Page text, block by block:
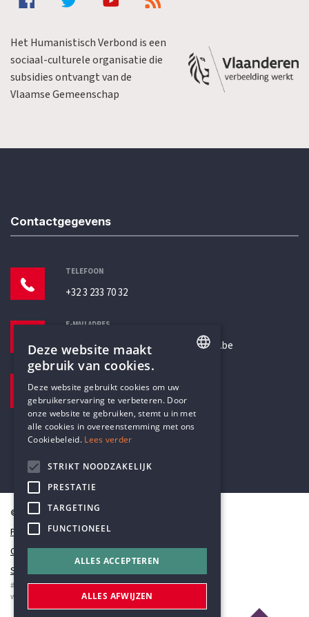
Het Humanistisch Verbond is een
sociaal-culturele organisatie die
subsidies ontvangt van de
Vlaamse Gemeenschap
Contactgegevens
TELEFOON
+32 3 233 70 32
E-MAILADRES
secretariaat@humanistischverbond.be
Pottenbrug 4
Antwerpen, 2000
© Humanistisch Verbond 2026
Privacy
Cookiestatement
Sitemap
#codedwithlove byCodelines
webapplicaties
mobiele apps&maatwerk websites
DUTCH
Deze website maakt
gebruik van cookies.
Deze website gebruikt cookies om uw
gebruikerservaring te verbeteren. Door
onze website te gebruiken, stemt u in met
alle cookies in overeenstemming met ons
Cookiebeleid. Lees verder
STRIKT NOODZAKELIJK
PRESTATIE
TARGETING
FUNCTIONEEL
ALLES ACCEPTEREN
ALLES AFWIJZEN